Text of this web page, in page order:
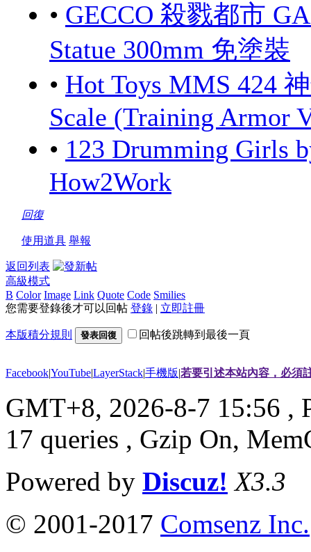
• GECCO 殺戮都市
Statue 300mm 免塗裝
• Hot Toys MMS 424
Scale (Training Armor
• 123 Drumming Girls
How2Work
回復
使用道具 舉報
返回列表
高級模式
B Color Image Link Quote Code Smilies
您需要登錄後才可以回帖 登錄 | 立即註冊
本版積分規則 發表回復 回帖後跳轉到最後一頁
Facebook|YouTube|LayerStack|手機版|若要引述本站內容，必須
GMT+8, 2026-8-7 15:56 ,
17 queries , Gzip On,
Powered by Discuz! X3.3
© 2001-2017 Comsenz Inc.